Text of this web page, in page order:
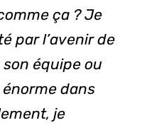
ça ? Je
par l’avenir de
son équipe ou
dans
je